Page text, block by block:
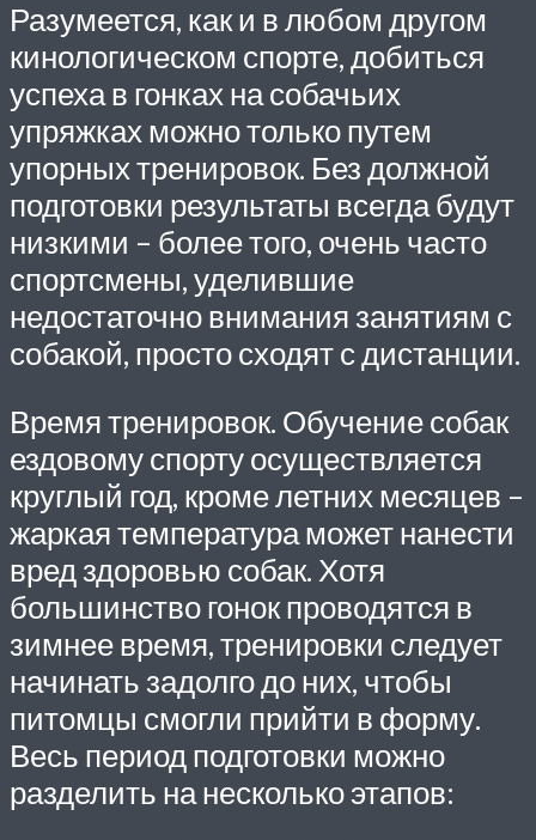
Разумеется, как и в любом другом
кинологическом спорте, добиться
успеха в гонках на собачьих
упряжках можно только путем
упорных тренировок. Без должной
подготовки результаты всегда будут
низкими – более того, очень часто
спортсмены, уделившие
недостаточно внимания занятиям с
собакой, просто сходят с дистанции.
Время тренировок. Обучение собак
ездовому спорту осуществляется
круглый год, кроме летних месяцев –
жаркая температура может нанести
вред здоровью собак. Хотя
большинство гонок проводятся в
зимнее время, тренировки следует
начинать задолго до них, чтобы
питомцы смогли прийти в форму.
Весь период подготовки можно
разделить на несколько этапов: